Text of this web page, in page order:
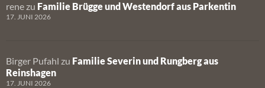
rene zu Familie Brügge und Westendorf aus Parkentin
17. JUNI 2026
Birger Pufahl zu Familie Severin und Rungberg aus
Reinshagen
17. JUNI 2026